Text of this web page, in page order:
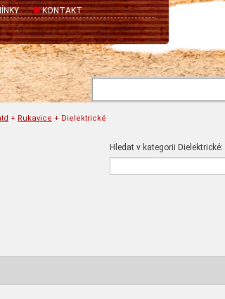
KONTAKT
+ Rukavice + Dielektrické
Hledat v kategorii Dielektrické: